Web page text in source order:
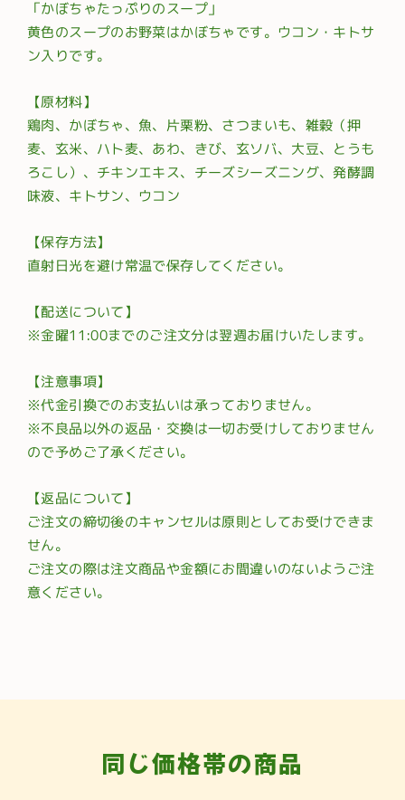
「かぼちゃたっぷりのスープ」
黄色のスープのお野菜はかぼちゃです。ウコン・キトサ
ン入りです。
【原材料】
鶏肉、かぼちゃ、魚、片栗粉、さつまいも、雑穀（押
麦、玄米、ハト麦、あわ、きび、玄ソバ、大豆、とうも
ろこし）、チキンエキス、チーズシーズニング、発酵調
味液、キトサン、ウコン
【保存方法】
直射日光を避け常温で保存してください。
【配送について】
※金曜11:00までのご注文分は翌週お届けいたします。
【注意事項】
※代金引換でのお支払いは承っておりません。
※不良品以外の返品・交換は一切お受けしておりません
ので予めご了承ください。
【返品について】
ご注文の締切後のキャンセルは原則としてお受けできま
せん。
ご注文の際は注文商品や金額にお間違いのないようご注
意ください。
同じ価格帯の商品